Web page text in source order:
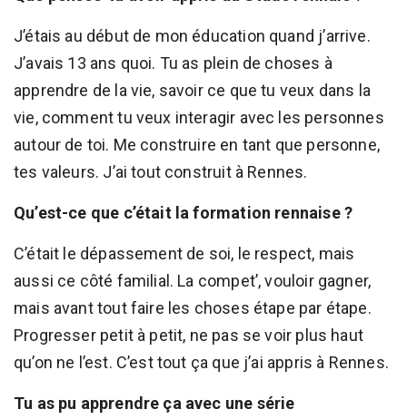
J’étais au début de mon éducation quand j’arrive.
J’avais 13 ans quoi. Tu as plein de choses à
apprendre de la vie, savoir ce que tu veux dans la
vie, comment tu veux interagir avec les personnes
autour de toi. Me construire en tant que personne,
tes valeurs. J’ai tout construit à Rennes.
Qu’est-ce que c’était la formation rennaise ?
C’était le dépassement de soi, le respect, mais
aussi ce côté familial. La compet’, vouloir gagner,
mais avant tout faire les choses étape par étape.
Progresser petit à petit, ne pas se voir plus haut
qu’on ne l’est. C’est tout ça que j’ai appris à Rennes.
Tu as pu apprendre ça avec une série